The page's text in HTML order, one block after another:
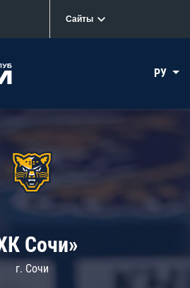
Сайты
РУ
Сочи»
г. Сочи